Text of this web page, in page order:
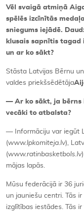
Vēl svaigā atmiņā
spēlēs izcīnītās
sniegums iejādē.
klusais sapnītis tagad
un ar ko sākt?
Stāsta Latvijas Bērnu
valdes priekšsēdētāja
— Ar ko sākt, ja bērns
vecāki to atbalsta?
— Informāciju var iegūt
(www.lpkomiteja.lv),
(www.ratinbasketbols.lv
mājas lapās.
Mūsu federācijā ir 36
un jauniešu centri. Tās
izglītības iestādes. Tās